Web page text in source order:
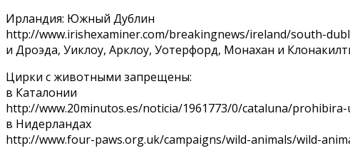
Ирландия: Южный Дублин
http://www.irishexaminer.com/breakingnews/ireland/south-
и Дроэда, Уиклоу, Арклоу, Уотерфорд, Монахан и
Цирки с животными запрещены:
в Каталонии
http://www.20minutos.es/noticia/1961773/0/cataluna/
в Нидерландах
http://www.four-paws.org.uk/campaigns/wild-animals/wild-